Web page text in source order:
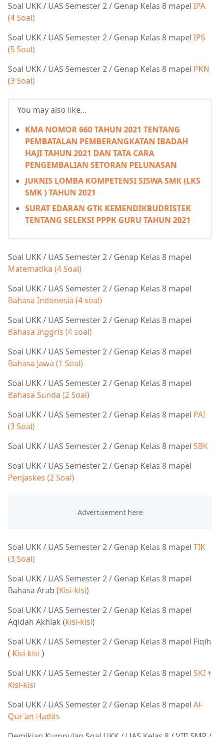
Soal UKK / UAS Semester 2 / Genap Kelas 8 mapel IPA
(4 Soal)
Soal UKK / UAS Semester 2 / Genap Kelas 8 mapel IPS
(5 Soal)
Soal UKK / UAS Semester 2 / Genap Kelas 8 mapel PKN
(3 Soal)
You may also like...
KMA NOMOR 660 TAHUN 2021 TENTANG
PEMBATALAN PEMBERANGKATAN IBADAH
HAJI TAHUN 2021 DAN TATA CARA
PENGEMBALIAN SETORAN PELUNASAN
JUKNIS LOMBA KOMPETENSI SISWA SMK (LKS
SMK ) TAHUN 2021
SURAT EDARAN GTK KEMENDIKBUDRISTEK
TENTANG SELEKSI PPPK GURU TAHUN 2021
Soal UKK / UAS Semester 2 / Genap Kelas 8 mapel
Matematika (4 Soal)
Soal UKK / UAS Semester 2 / Genap Kelas 8 mapel
Bahasa Indonesia (4 soal)
Soal UKK / UAS Semester 2 / Genap Kelas 8 mapel
Bahasa Inggris (4 soal)
Soal UKK / UAS Semester 2 / Genap Kelas 8 mapel
Bahasa Jawa (1 Soal)
Soal UKK / UAS Semester 2 / Genap Kelas 8 mapel
Bahasa Sunda (2 Soal)
Soal UKK / UAS Semester 2 / Genap Kelas 8 mapel PAI
(3 Soal)
Soal UKK / UAS Semester 2 / Genap Kelas 8 mapel SBK
Soal UKK / UAS Semester 2 / Genap Kelas 8 mapel
Penjaskes (2 Soal)
Soal UKK / UAS Semester 2 / Genap Kelas 8 mapel TIK
(3 Soal)
Soal UKK / UAS Semester 2 / Genap Kelas 8 mapel
Bahasa Arab (Kisi-kisi)
Soal UKK / UAS Semester 2 / Genap Kelas 8 mapel
Aqidah Akhlak (kisi-kisi)
Soal UKK / UAS Semester 2 / Genap Kelas 8 mapel Fiqih
( Kisi-kisi )
Soal UKK / UAS Semester 2 / Genap Kelas 8 mapel SKI +
Kisi-kisi
Soal UKK / UAS Semester 2 / Genap Kelas 8 mapel Al-
Qur'an Hadits